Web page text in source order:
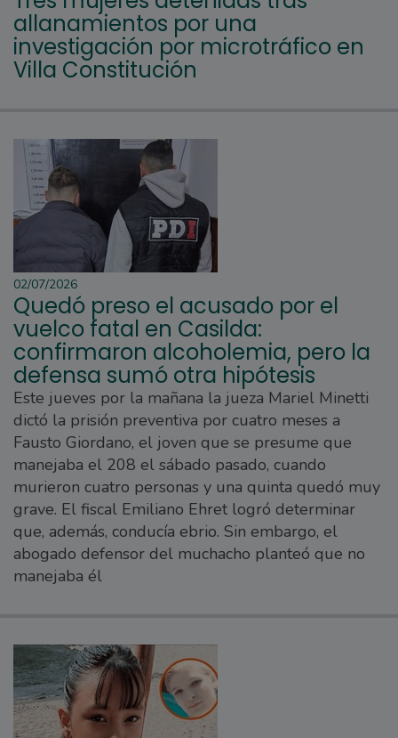
allanamientos por una
investigación por microtráfico en
Villa Constitución
02/07/2026
Quedó preso el acusado por el
vuelco fatal en Casilda:
confirmaron alcoholemia, pero la
defensa sumó otra hipótesis
Este jueves por la mañana la jueza Mariel Minetti
dictó la prisión preventiva por cuatro meses a
Fausto Giordano, el joven que se presume que
manejaba el 208 el sábado pasado, cuando
murieron cuatro personas y una quinta quedó muy
grave. El fiscal Emiliano Ehret logró determinar
que, además, conducía ebrio. Sin embargo, el
abogado defensor del muchacho planteó que no
manejaba él